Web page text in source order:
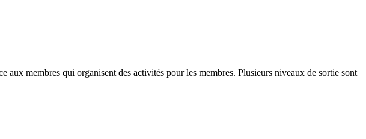
membres qui organisent des activités pour les membres. Plusieurs niveaux de sortie sont